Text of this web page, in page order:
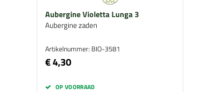
Aubergine Violetta Lunga 3
Aubergine zaden
Artikelnummer: BIO-3581
€ 4,30
OP VOORRAAD